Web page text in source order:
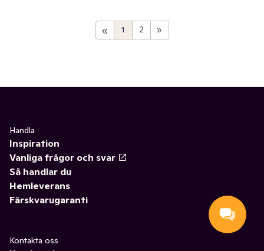
« 1 2 »
Handla
Inspiration
Vanliga frågor och svar
Så handlar du
Hemleverans
Färskvarugaranti
Kontakta oss